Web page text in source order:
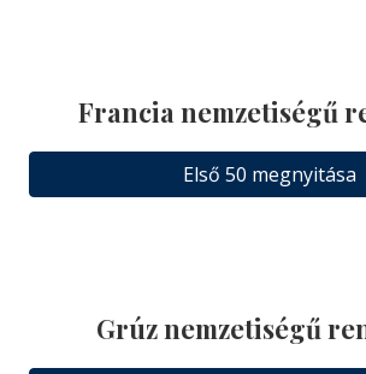
Francia nemzetiségű
Első 50 megnyitása
Grúz nemzetiségű